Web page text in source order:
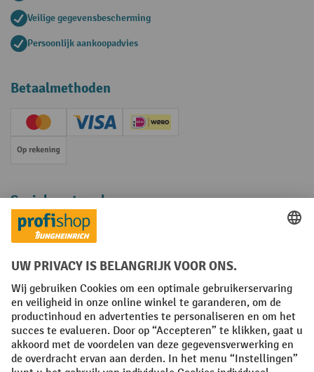
Veilige gegevensbescherming
Persoonlijk aankoopadvies
Betaalmethoden
Creditcard (Master)Creditcard (Visa)iDEAL | Wero
Op rekening
Sociale netwerken
Facebook
YouTube
LinkedInInstagram
Algemene leveringsvoorwaarden Copyright
Privacyverklaring Privacy Instellingen
All prices excl. VAT plusshipping costs and possible delivery charges,